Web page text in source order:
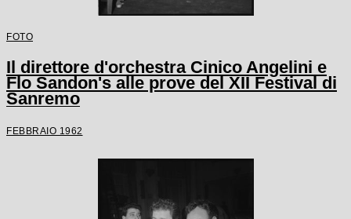
FOTO
Il direttore d'orchestra Cinico Angelini e
Flo Sandon's alle prove del XII Festival di
Sanremo
FEBBRAIO 1962